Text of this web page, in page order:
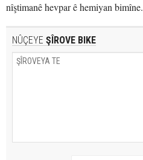
nîştimanê hevpar ê hemiyan bimîne.
NÛÇEYE ŞÎROVE BIKE